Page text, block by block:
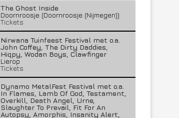
The Ghost Inside
Doornroosje (Doornroosje (Nijmegen))
Tickets
Nirwana Tuinfeest Festival met o.a.
John Coffey, The Dirty Daddies,
Hiqpy, Wodan Boys, Clawfinger
Lierop
Tickets
Dynamo MetalFest Festival met o.a.
In Flames, Lamb Of God, Testament,
Overkill, Death Angel, Urne,
Slaughter To Prevail, Fit For An
Autopsy, Amorphis, Insanity Alert,